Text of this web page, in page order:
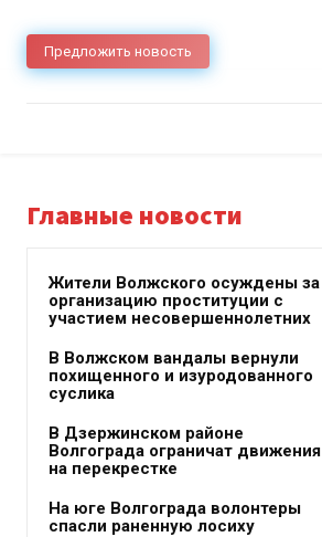
Предложить новость
Главные новости
Жители Волжского осуждены за
организацию проституции с
участием несовершеннолетних
В Волжском вандалы вернули
похищенного и изуродованного
суслика
В Дзержинском районе
Волгограда ограничат движения
на перекрестке
На юге Волгограда волонтеры
спасли раненную лосиху